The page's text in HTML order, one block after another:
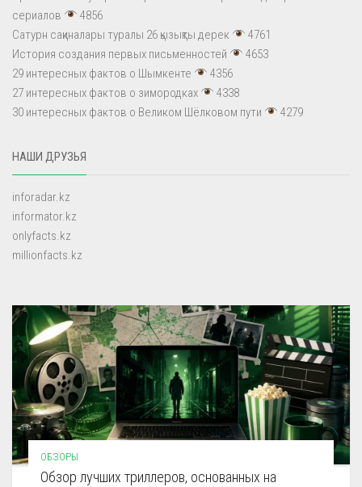
сериалов
4856
Сатурн сақиналары туралы 26 қызықты дерек
4761
История создания первых письменностей
4653
29 интересных фактов о Шымкенте
4356
27 интересных фактов о зимородках
4338
30 интересных фактов о Великом Шёлковом пути
4279
НАШИ ДРУЗЬЯ
inforadar.kz
informator.kz
onlyfacts.kz
millionfacts.kz
ОБЗОРЫ
Обзор лучших триллеров, основанных на